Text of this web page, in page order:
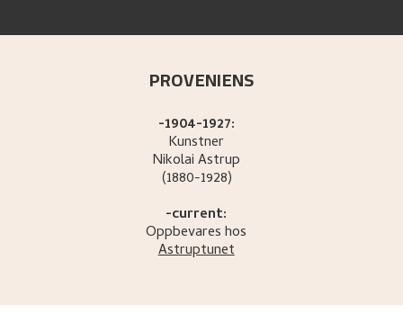
PROVENIENS
-1904-1927:
Kunstner
NikolaiAstrup
(1880-1928)
-current:
Oppbevares hos
Astruptunet